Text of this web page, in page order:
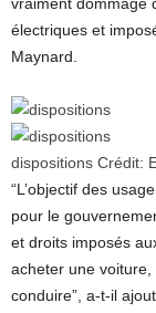
électriques et
Maynard.
dispositions Crédit:
“L’objectif des
pour le
et droits imposés
acheter une voiture,
conduire”, a-t-il